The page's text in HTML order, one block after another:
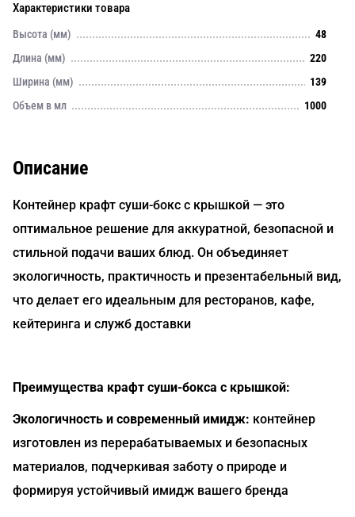
Характеристики товара
Высота (мм)
48
Длина (мм)
220
Ширина (мм)
139
Объем в мл
1000
Описание
Контейнер крафт суши-бокс с крышкой — это
оптимальное решение для аккуратной, безопасной и
стильной подачи ваших блюд. Он объединяет
экологичность, практичность и презентабельный вид,
что делает его идеальным для ресторанов, кафе,
кейтеринга и служб доставки
Преимущества крафт суши-бокса с крышкой:
Экологичность и современный имидж: контейнер
изготовлен из перерабатываемых и безопасных
материалов, подчеркивая заботу о природе и
формируя устойчивый имидж вашего бренда